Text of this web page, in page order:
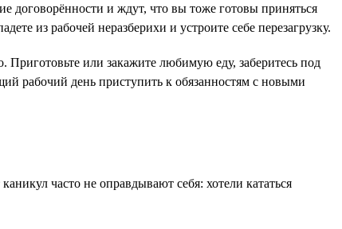
договорённости и ждут, что вы тоже готовы приняться
из рабочей неразберихи и устроите себе перезагрузку.
или закажите любимую еду, заберитесь под
рабочий день приступить к обязанностям с новыми
часто не оправдывают себя: хотели кататься